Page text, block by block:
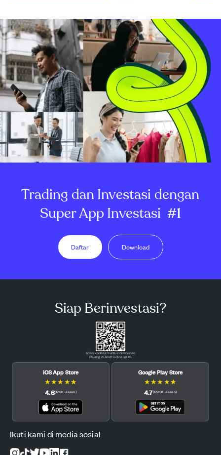
Trading dan Investasi dengan
Super App Investasi #1
Daftar Download
Siap Berinvestasi?
Scan kode QR untuk download
Pluang di Android dan iOS.
iOS App Store
★★★ ★★
4.6(12.3K ulasan)
Google Play Store
★★★ ★★
4.7(122.3K ulasan)
Ikuti kami di media sosial